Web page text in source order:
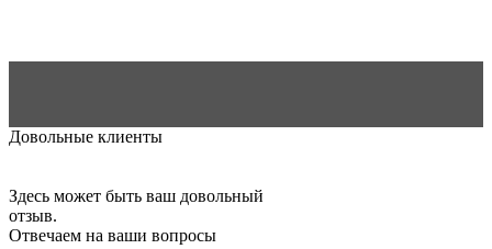
Довольные клиенты
Здесь может быть ваш довольный
отзыв.
Отвечаем на ваши вопросы